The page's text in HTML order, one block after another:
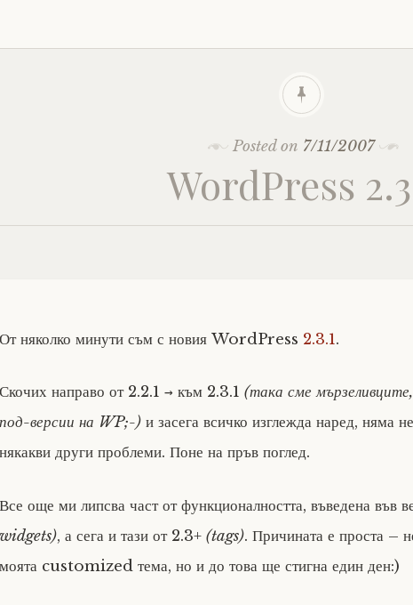
Posted on 7/11/2007
WordPress
От няколко минути съм с новия WordPress 2.3.1.
Скочих направо от 2.2.1 → към 2.3.1 (така сме
под-версии на WP;-) и засега всичко изглежда наред, няма
някакви други проблеми. Поне на пръв поглед.
Все още ми липсва част от функционалността, въведена във
widgets), а сега и тази от 2.3+ (tags). Причината е проста –
моята customized тема, но и до това ще стигна един ден:)